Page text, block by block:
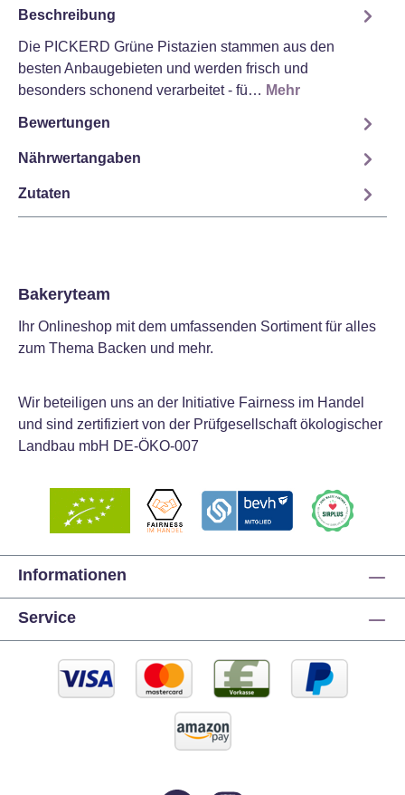
Beschreibung
Die PICKERD Grüne Pistazien stammen aus den
besten Anbaugebieten und werden frisch und
besonders schonend verarbeitet - fü… Mehr
Bewertungen
Nährwertangaben
Zutaten
Bakeryteam
Ihr Onlineshop mit dem umfassenden Sortiment für alles
zum Thema Backen und mehr.
Wir beteiligen uns an der Initiative Fairness im Handel
und sind zertifiziert von der Prüfgesellschaft ökologischer
Landbau mbH DE-ÖKO-007
Informationen
Service